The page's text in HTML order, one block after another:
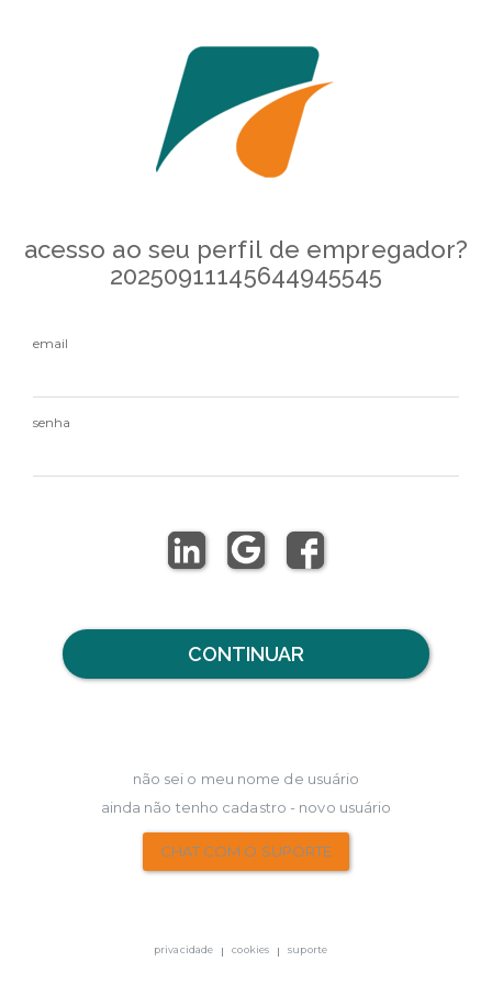
acesso ao seu perfil de empregador?
20250911145644945545
email
senha
CONTINUAR
não sei o meu nome de usuário
ainda não tenho cadastro - novo usuário
CHAT COM O SUPORTE
privacidade cookies suporte